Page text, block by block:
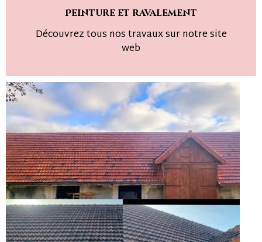
Peinture et ravalement
Découvrez tous nos travaux sur notre site
web